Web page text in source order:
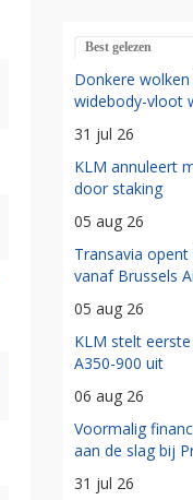
Best gelezen
Donkere
widebody-vloot
31 jul 26
KLM annuleert
door staking
05 aug 26
Transavia
vanaf Brussels
05 aug 26
KLM stelt
A350-900 uit
06 aug 26
Voormalig
aan de slag bij
31 jul 26